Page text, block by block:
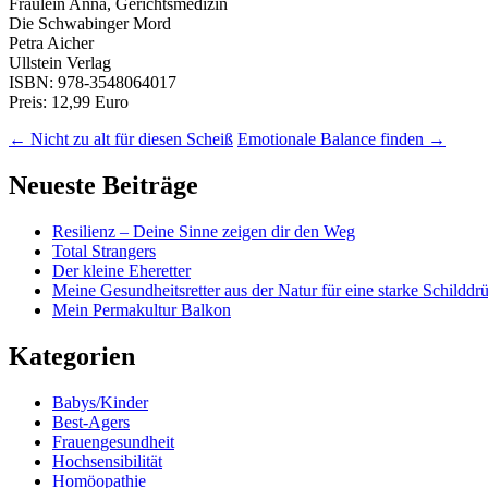
Fräulein Anna, Gerichtsmedizin
Die Schwabinger Mord
Petra Aicher
Ullstein Verlag
ISBN: 978-3548064017
Preis: 12,99 Euro
← Nicht zu alt für diesen Scheiß Emotionale Balance finden →
Neueste Beiträge
Resilienz – Deine Sinne zeigen dir den Weg
Total Strangers
Der kleine Eheretter
Meine Gesundheitsretter aus der Natur für eine starke
Mein Permakultur Balkon
Kategorien
Babys/Kinder
Best-Agers
Frauengesundheit
Hochsensibilität
Homöopathie